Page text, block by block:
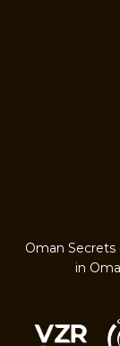
Oman
in